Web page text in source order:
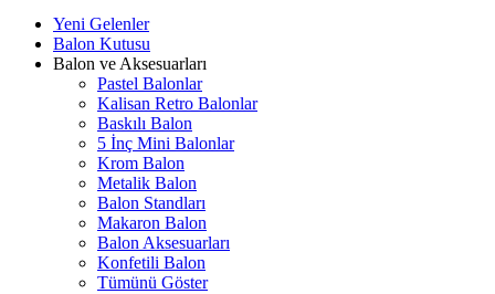
Yeni Gelenler
Balon Kutusu
Balon ve Aksesuarları
Pastel Balonlar
Kalisan Retro Balonlar
Baskılı Balon
5 İnç Mini Balonlar
Krom Balon
Metalik Balon
Balon Standları
Makaron Balon
Balon Aksesuarları
Konfetili Balon
Tümünü Göster